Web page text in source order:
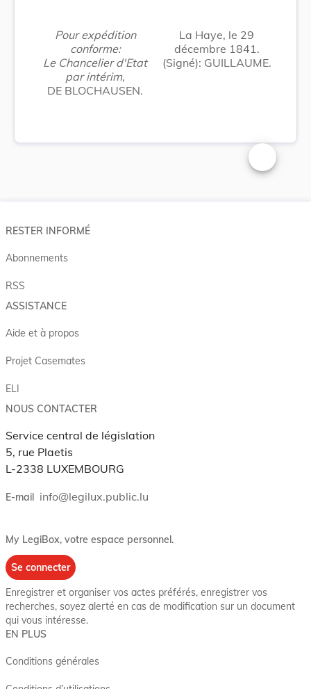
Pour expédition
conforme:
Le Chancelier d'Etat
par intérim,
DE BLOCHAUSEN.
La Haye, le 29
décembre 1841.
(Signé): GUILLAUME.
Changer la
RESTER INFORMÉ
Abonnements
RSS
ASSISTANCE
Aide et à propos
Projet Casemates
ELI
NOUS CONTACTER
Service central de législation
5, rue Plaetis
L-2338 LUXEMBOURG
E-mail info@legilux.public.lu
My LegiBox, votre espace personnel.
Se connecter
Enregistrer et organiser vos actes préférés, enregistrer vos
recherches, soyez alerté en cas de modification sur un document
qui vous intéresse.
EN PLUS
Conditions générales